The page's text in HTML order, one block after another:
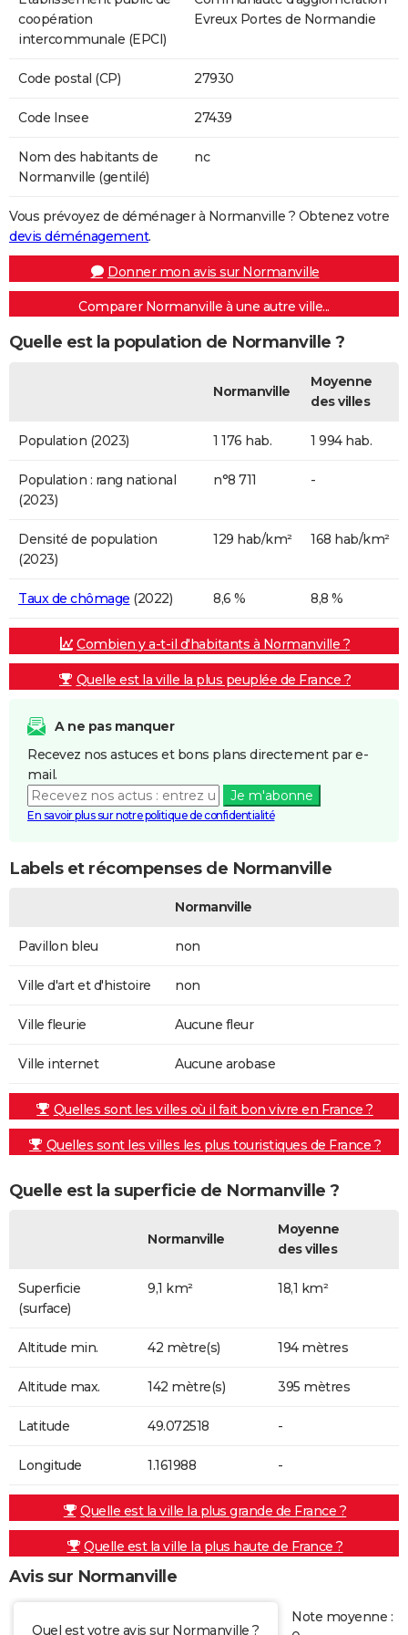
coopération
intercommunale (EPCI)
Evreux Portes de Normandie
Code postal (CP) 27930
Code Insee 27439
Nom des habitants de
Normanville (gentilé)
nc
Vous prévoyez de déménager à Normanville ? Obtenez votre
devis déménagement.
Donner mon avis sur Normanville
Comparer Normanville à une autre ville...
Quelle est la population de Normanville ?
Normanville
Moyenne
des villes
Population (2023) 1 176 hab. 1 994 hab.
Population : rang national
(2023)
n°8 711 -
Densité de population
(2023)
129 hab/km² 168 hab/km²
Taux de chômage (2022) 8,6 % 8,8 %
Combien y a-t-il d'habitants à Normanville ?
Quelle est la ville la plus peuplée de France ?
A ne pas manquer
Recevez nos astuces et bons plans directement par e-
mail.
Je m'abonne
En savoir plus sur notre politique de confidentialité
Labels et récompenses de Normanville
Normanville
Pavillon bleu non
Ville d'art et d'histoire non
Ville fleurie Aucune fleur
Ville internet Aucune arobase
Quelles sont les villes où il fait bon vivre en France ?
Quelles sont les villes les plus touristiques de France ?
Quelle est la superficie de Normanville ?
Normanville
Moyenne
des villes
Superficie
(surface)
9,1 km² 18,1 km²
Altitude min. 42 mètre(s) 194 mètres
Altitude max. 142 mètre(s) 395 mètres
Latitude 49.072518 -
Longitude 1.161988 -
Quelle est la ville la plus grande de France ?
Quelle est la ville la plus haute de France ?
Avis sur Normanville
Quel est votre avis sur Normanville ?
Note moyenne :